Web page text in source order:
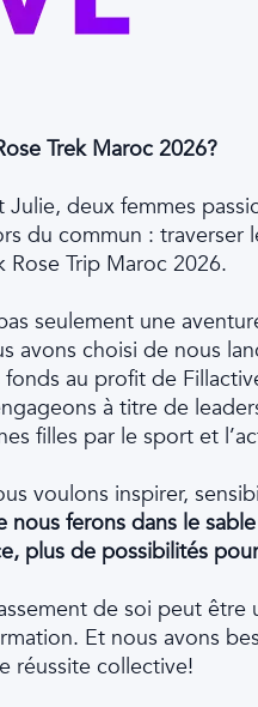
Trek Maroc 2026?
Julie, deux femmes
du commun : traverser
Rose Trip Maroc 2026.
seulement une
avons choisi de nous
au profit de
à titre de
filles par le sport et
voulons inspirer,
nous ferons dans le
plus de possibilités
de soi peut être
Et nous avons
réussite collective!